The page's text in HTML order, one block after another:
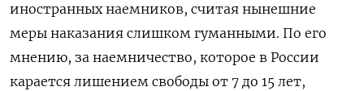
иностранных наемников, считая нынешние
меры наказания слишком гуманными. По его
мнению, за наемничество, которое в России
карается лишением свободы от 7 до 15 лет,